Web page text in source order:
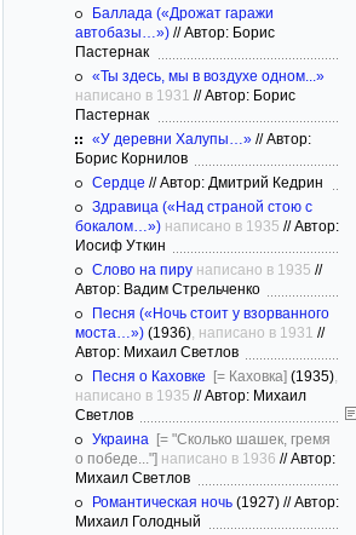
Баллада («Дрожат гаражи
автобазы…») //Автор: Борис
Пастернак
«Ты здесь, мы в воздухе одном...»
написано в 1931 //Автор: Борис
Пастернак
«У деревни Халупы…» //Автор:
Борис Корнилов
Сердце //Автор: Дмитрий Кедрин
Здравица («Над страной стою с
бокалом…») написано в 1935 //Автор:
Иосиф Уткин
Слово на пиру написано в 1935 //
Автор: Вадим Стрельченко
Песня («Ночь стоит у взорванного
моста…») (1936) , написано в 1931 //
Автор: Михаил Светлов
Песня о Каховке [= Каховка] (1935)
написано в 1935 //Автор: Михаил
Светлов
Украина [= "Сколько шашек, гремя
о победе..."] написано в 1936 //Автор:
Михаил Светлов
Романтическая ночь (1927) //Автор:
Михаил Голодный